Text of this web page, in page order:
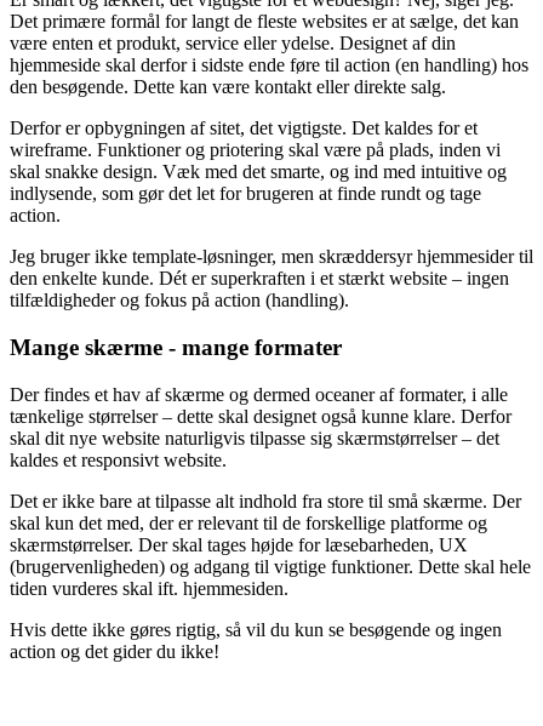
Det primære formål for langt de fleste websites er at sælge, det kan
være enten et produkt, service eller ydelse. Designet af din
hjemmeside skal derfor i sidste ende føre til action (en handling) hos
den besøgende. Dette kan være kontakt eller direkte salg.
Derfor er opbygningen af sitet, det vigtigste. Det kaldes for et
wireframe. Funktioner og priotering skal være på plads, inden vi
skal snakke design. Væk med det smarte, og ind med intuitive og
indlysende, som gør det let for brugeren at finde rundt og tage
action.
Jeg bruger ikke template-løsninger, men skræddersyr hjemmesider til
den enkelte kunde. Dét er superkraften i et stærkt website – ingen
tilfældigheder og fokus på action (handling).
Mange skærme - mange formater
Der findes et hav af skærme og dermed oceaner af formater, i alle
tænkelige størrelser – dette skal designet også kunne klare. Derfor
skal dit nye website naturligvis tilpasse sig skærmstørrelser – det
kaldes et responsivt website.
Det er ikke bare at tilpasse alt indhold fra store til små skærme. Der
skal kun det med, der er relevant til de forskellige platforme og
skærmstørrelser. Der skal tages højde for læsebarheden, UX
(brugervenligheden) og adgang til vigtige funktioner. Dette skal hele
tiden vurderes skal ift. hjemmesiden.
Hvis dette ikke gøres rigtig, så vil du kun se besøgende og ingen
action og det gider du ikke!